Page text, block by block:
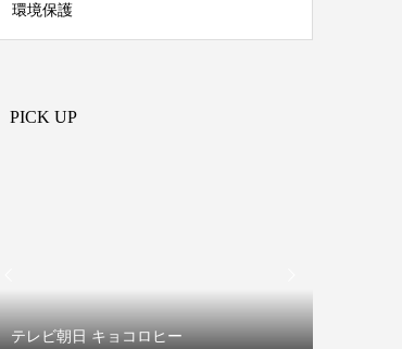
環境保護
PICK UP
テレビ朝日 キョコロヒー